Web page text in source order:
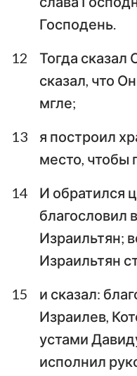
Господень.
12
Тогда сказал
сказал, что
мгле;
13
я построил
место, чтобы
14
И обратился
благословил
Израильтян;
Израильтян
15
и сказал:
Израилев,
устами
исполнил